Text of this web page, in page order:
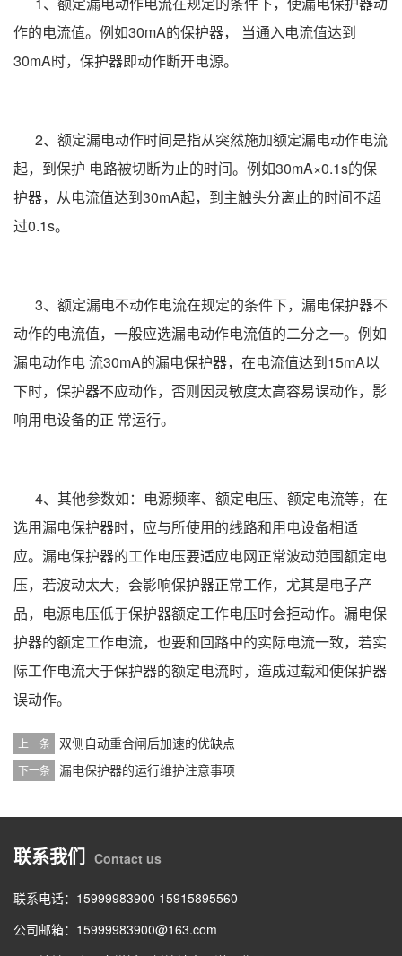
作的电流值。例如30mA的保护器， 当通入电流值达到
30mA时，保护器即动作断开电源。
2、额定漏电动作时间是指从突然施加额定漏电动作电流
起，到保护 电路被切断为止的时间。例如30mA×0.1s的保
护器，从电流值达到30mA起，到主触头分离止的时间不超
过0.1s。
3、额定漏电不动作电流在规定的条件下，漏电保护器不
动作的电流值，一般应选漏电动作电流值的二分之一。例如
漏电动作电 流30mA的漏电保护器，在电流值达到15mA以
下时，保护器不应动作，否则因灵敏度太高容易误动作，影
响用电设备的正 常运行。
4、其他参数如：电源频率、额定电压、额定电流等，在
选用漏电保护器时，应与所使用的线路和用电设备相适
应。漏电保护器的工作电压要适应电网正常波动范围额定电
压，若波动太大，会影响保护器正常工作，尤其是电子产
品，电源电压低于保护器额定工作电压时会拒动作。漏电保
护器的额定工作电流，也要和回路中的实际电流一致，若实
际工作电流大于保护器的额定电流时，造成过载和使保护器
误动作。
上一条 双侧自动重合闸后加速的优缺点
下一条 漏电保护器的运行维护注意事项
联系我们 Contact us
联系电话：15999983900 15915895560
公司邮箱：15999983900@163.com